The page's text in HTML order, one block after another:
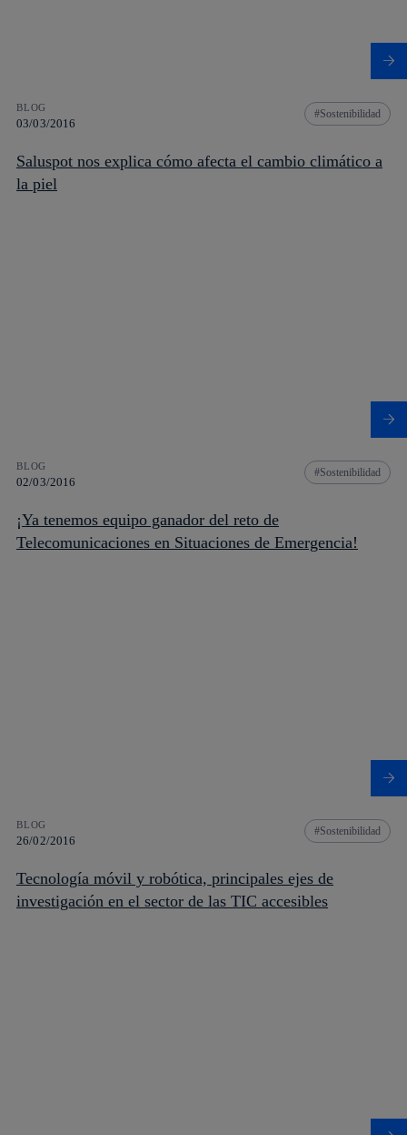
BLOG
03/03/2016
Sostenibilidad
Saluspot nos explica cómo afecta el cambio climático a
la piel
BLOG
02/03/2016
Sostenibilidad
¡Ya tenemos equipo ganador del reto de
Telecomunicaciones en Situaciones de Emergencia!
BLOG
26/02/2016
Sostenibilidad
Tecnología móvil y robótica, principales ejes de
investigación en el sector de las TIC accesibles